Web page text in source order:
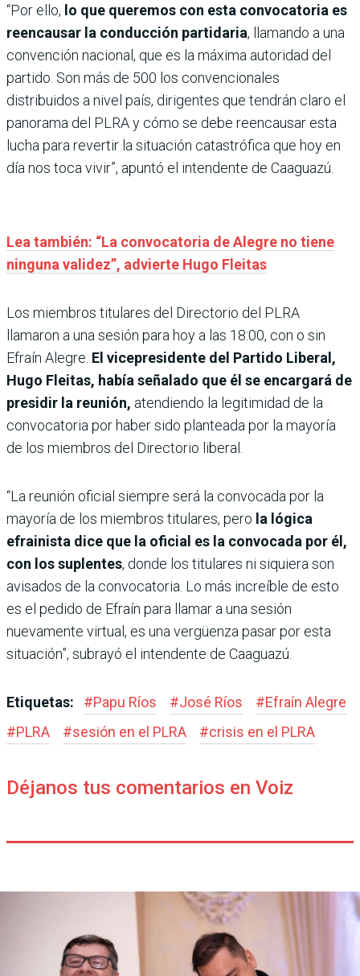
“Por ello, lo que queremos con esta convocatoria es
reencausar la conducción partidaria, llamando a una
convención nacional, que es la máxima autoridad del
partido. Son más de 500 los convencionales
distribuidos a nivel país, dirigentes que tendrán claro el
panorama del PLRA y cómo se debe reencausar esta
lucha para revertir la situación catastrófica que hoy en
día nos toca vivir”, apuntó el intendente de Caaguazú.
Lea también: “La convocatoria de Alegre no tiene
ninguna validez”, advierte Hugo Fleitas
Los miembros titulares del Directorio del PLRA
llamaron a una sesión para hoy a las 18:00, con o sin
Efraín Alegre. El vicepresidente del Partido Liberal,
Hugo Fleitas, había señalado que él se encargará de
presidir la reunión, atendiendo la legitimidad de la
convocatoria por haber sido planteada por la mayoría
de los miembros del Directorio liberal.
“La reunión oficial siempre será la convocada por la
mayoría de los miembros titulares, pero la lógica
efrainista dice que la oficial es la convocada por él,
con los suplentes, donde los titulares ni siquiera son
avisados de la convocatoria. Lo más increíble de esto
es el pedido de Efraín para llamar a una sesión
nuevamente virtual, es una vergüenza pasar por esta
situación”, subrayó el intendente de Caaguazú.
Etiquetas: #Papu Ríos #José Ríos #Efraín Alegre
#PLRA #sesión en el PLRA #crisis en el PLRA
Déjanos tus comentarios en Voiz